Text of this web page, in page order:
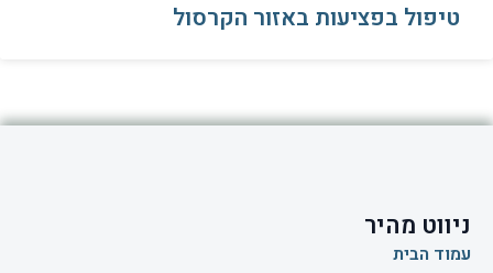
טיפול בפציעות באזור הקרסול
ניווט מהיר
עמוד הבית